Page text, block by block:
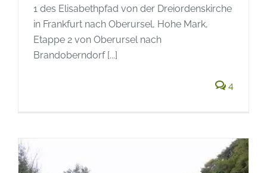
1 des Elisabethpfad von der Dreiordenskirche
in Frankfurt nach Oberursel, Hohe Mark,
Etappe 2 von Oberursel nach
Brandoberndorf [...]
4